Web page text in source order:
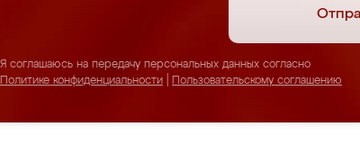
Я соглашаюсь на передачу персональных данных согласно
Политике конфиденциальности
Пользовательскому соглашению